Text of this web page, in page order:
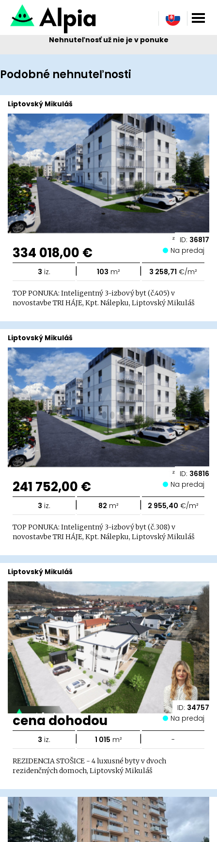
Nehnuteľnosť už nie je v ponuke
Podobné nehnuteľnosti
ID: 36817
Liptovský Mikuláš
334 018,00 € Na predaj
3 iz. | 103 m² | 3 258,71 €/m²
TOP PONUKA: Inteligentný 3-izbový byt (č.405) v
novostavbe TRI HÁJE, Kpt. Nálepku, Liptovský Mikuláš
ID: 36816
Liptovský Mikuláš
241 752,00 € Na predaj
3 iz. | 82 m² | 2 955,40 €/m²
TOP PONUKA: Inteligentný 3-izbový byt (č.308) v
novostavbe TRI HÁJE, Kpt. Nálepku, Liptovský Mikuláš
ID: 34757
Liptovský Mikuláš
cena dohodou Na predaj
3 iz. | 1 015 m² | -
REZIDENCIA STOŠICE - 4 luxusné byty v dvoch
rezidenčných domoch, Liptovský Mikuláš